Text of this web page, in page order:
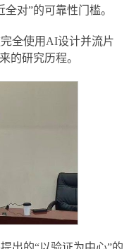
对”的可靠性门槛。
全使用AI设计并流片
的研究历程。